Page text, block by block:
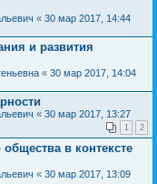
« 30 мар 2017, 14:44
и развития
« 30 мар 2017, 14:04
« 30 мар 2017, 13:27
1 2
в контексте
« 30 мар 2017, 13:09